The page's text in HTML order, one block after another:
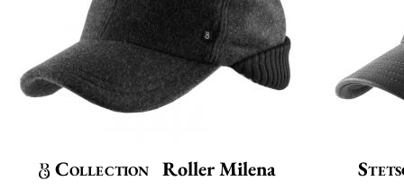
Collection Roller Milena